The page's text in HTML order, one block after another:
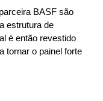
BASF são
estrutura de
é então revestido
tornar o painel forte